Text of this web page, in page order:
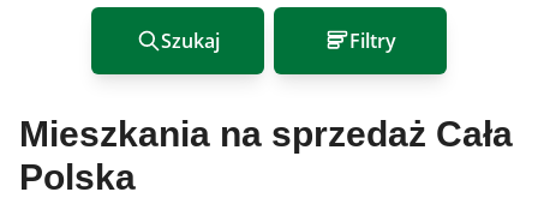
Szukaj Filtry
Mieszkania na sprzedaż Cała
Polska